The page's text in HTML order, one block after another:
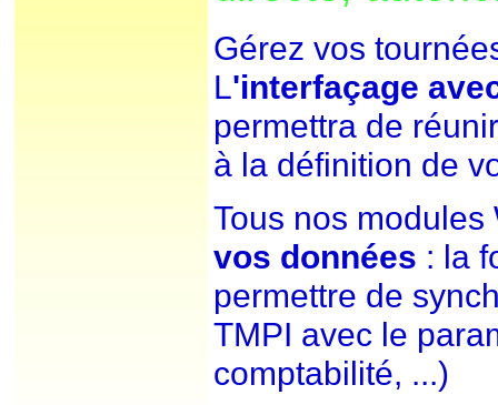
Gérez vos
L'interfaçage
permettra de
à la définition de
Tous nos
vos données : la
permettre de
TMPI avec le
comptabilité, ...)